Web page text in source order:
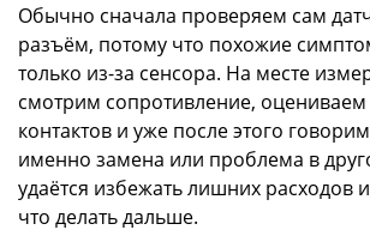
Обычно сначала проверяем сам
разъём, потому что похожие
только из-за сенсора. На месте
смотрим сопротивление, оцениваем
контактов и уже после этого
именно замена или проблема в
удаётся избежать лишних расходов
что делать дальше.